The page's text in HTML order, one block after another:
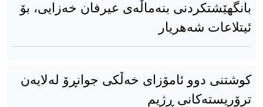
بانگهێشتکردنی بنەماڵەی عیرفان خەزایی، بۆ
ئیتلاعات شەهریار
کوشتنی دوو ئامۆزای خەڵكی جوانڕۆ لەلایەن
ترۆریستەکانی ڕژیم